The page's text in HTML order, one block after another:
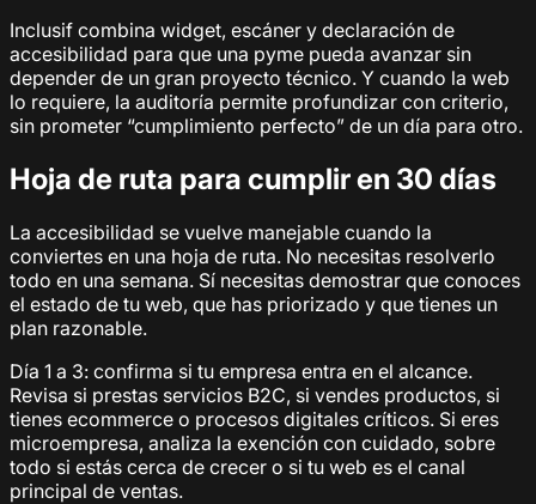
Inclusif combina widget, escáner y declaración de
accesibilidad para que una pyme pueda avanzar sin
depender de un gran proyecto técnico. Y cuando la web
lo requiere, la auditoría permite profundizar con criterio,
sin prometer “cumplimiento perfecto” de un día para otro.
Hoja de ruta para cumplir en 30 días
La accesibilidad se vuelve manejable cuando la
conviertes en una hoja de ruta. No necesitas resolverlo
todo en una semana. Sí necesitas demostrar que conoces
el estado de tu web, que has priorizado y que tienes un
plan razonable.
Día 1 a 3: confirma si tu empresa entra en el alcance.
Revisa si prestas servicios B2C, si vendes productos, si
tienes ecommerce o procesos digitales críticos. Si eres
microempresa, analiza la exención con cuidado, sobre
todo si estás cerca de crecer o si tu web es el canal
principal de ventas.